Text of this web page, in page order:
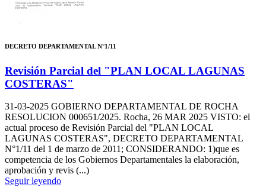
DECRETO DEPARTAMENTAL N°1/11
Revisión Parcial del "PLAN LOCAL LAGUNAS
COSTERAS"
31-03-2025 GOBIERNO DEPARTAMENTAL DE ROCHA
RESOLUCION 000651/2025. Rocha, 26 MAR 2025 VISTO: el
actual proceso de Revisión Parcial del "PLAN LOCAL
LAGUNAS COSTERAS", DECRETO DEPARTAMENTAL
N°1/11 del 1 de marzo de 2011; CONSIDERANDO: 1)que es
competencia de los Gobiernos Departamentales la elaboración,
aprobación y revis (...)
Seguir leyendo